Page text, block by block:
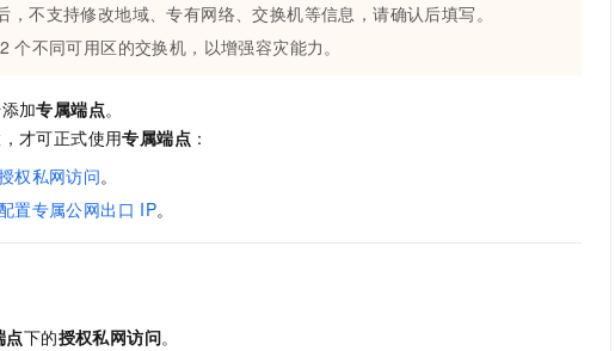
，不支持修改地域、专有网络、交换机等信息，请确认后填写。
2 个不同可用区的交换机，以增强容灾能力。
加专属端点。
才可正式使用专属端点 ：
权私网访问。
置专属公网出口 IP。
点下的授权私网访问。